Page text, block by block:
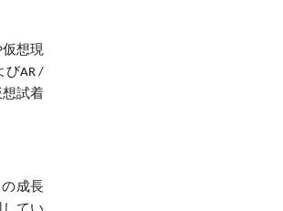
想現
びAR /
試着
成長